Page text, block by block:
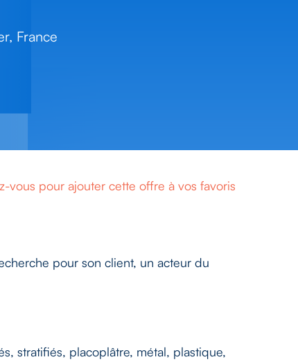
France
vous pour ajouter cette offre à vos favoris
pour son client, un acteur du
stratifiés, placoplâtre, métal, plastique,